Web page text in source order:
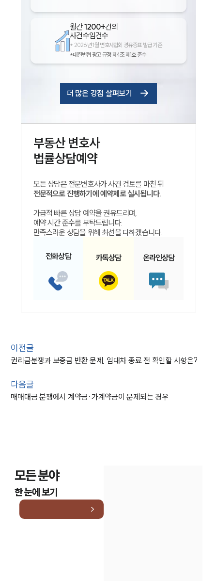
월간1200+건의
사건수임건수
* 2026년 1월 변호사협회 경유증표 발급 기준
*대한변협 광고 규정 제4조 제1호 준수
더 많은 강점 살펴보기
부동산변호사
법률상담예약
모든 상담은 전문변호사가 사건 검토를 마친 뒤
전문적으로 진행하기에 예약제로 실시됩니다.
가급적 빠른 상담 예약을 권유드리며,
예약 시간 준수를 부탁드립니다.
만족스러운 상담을 위해 최선을 다하겠습니다.
전화상담 카톡상담 온라인상담
이전글
권리금분쟁과 보증금 반환 문제, 임대차 종료 전 확인할 사항은?
다음글
매매대금 분쟁에서 계약금·가계약금이 문제되는 경우
모든 분야
한 눈에 보기